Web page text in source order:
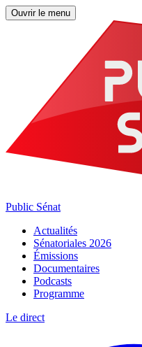
Ouvrir le menu
Public Sénat
Actualités
Sénatoriales 2026
Émissions
Documentaires
Podcasts
Programme
Le direct